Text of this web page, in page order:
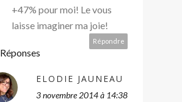
+47% pour moi! Le vous
laisse imaginer ma joie!
Répondre
Réponses
ELODIE JAUNEAU
3 novembre 2014 à 14:38